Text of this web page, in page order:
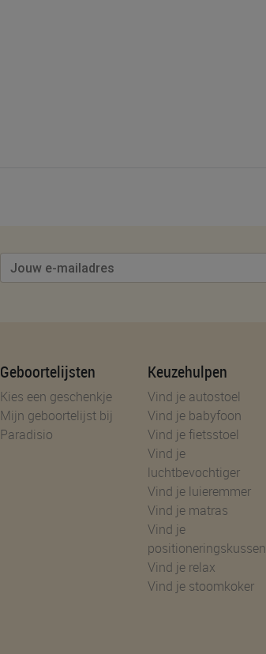
Geboortelijsten
Kies een geschenkje
Mijn geboortelijst bij
Paradisio
Keuzehulpen
Vind je autostoel
Vind je babyfoon
Vind je fietsstoel
Vind je
luchtbevochtiger
Vind je luieremmer
Vind je matras
Vind je
positioneringskussen
Vind je relax
Vind je stoomkoker